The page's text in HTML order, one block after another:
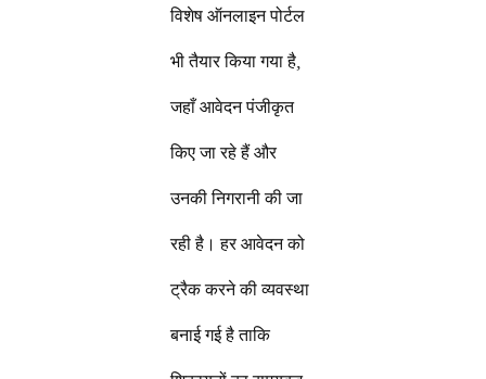
विशेष ऑनलाइन पोर्टल
भी तैयार किया गया है,
जहाँ आवेदन पंजीकृत
किए जा रहे हैं और
उनकी निगरानी की जा
रही है। हर आवेदन को
ट्रैक करने की व्यवस्था
बनाई गई है ताकि